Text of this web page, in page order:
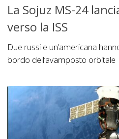
La Sojuz MS-24
verso la ISS
Due russi e un’americana
bordo dell’avamposto orbitale